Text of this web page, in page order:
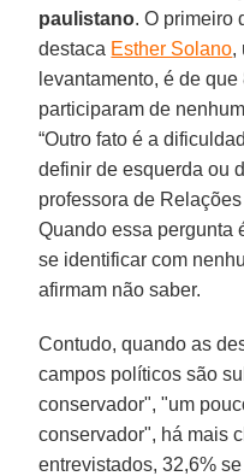
paulistano. O primeiro
destaca Esther Solano,
levantamento, é de
participaram de
“Outro fato é a
definir de esquerda ou
professora de
Quando essa pergunta
se identificar com
afirmam não saber.
Contudo, quando as
campos políticos são
conservador", "um
conservador", há mais
entrevistados, 32,6%